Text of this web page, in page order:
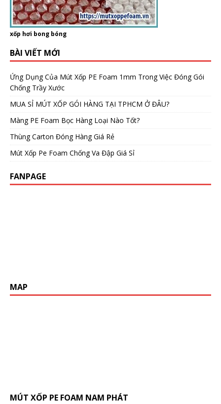
xốp hơi bong bóng
BÀI VIẾT MỚI
Ứng Dụng Của Mút Xốp PE Foam 1mm Trong Việc Đóng Gói
Chống Trầy Xước
MUA SỈ MÚT XỐP GÓI HÀNG TẠI TPHCM Ở ĐÂU?
Màng PE Foam Bọc Hàng Loại Nào Tốt?
Thùng Carton Đóng Hàng Giá Rẻ
Mút Xốp Pe Foam Chống Va Đập Giá Sỉ
FANPAGE
MAP
MÚT XỐP PE FOAM NAM PHÁT